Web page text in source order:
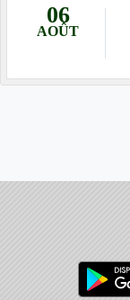
06
AOÛT